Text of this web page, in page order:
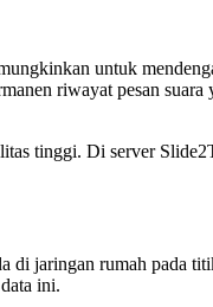
untuk
riwayat pesan
tinggi. Di server
di jaringan rumah pada
ini.